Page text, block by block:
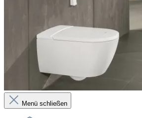
Menü schließen